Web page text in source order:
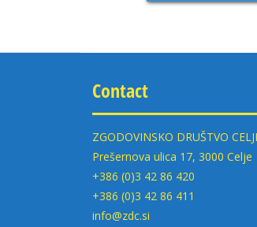
Contact
ZGODOVINSKO DRUŠTVO
Prešernova ulica 17, 3000 Celje
+386 (0)3 42 86 420
+386 (0)3 42 86 411
info@zdc.si